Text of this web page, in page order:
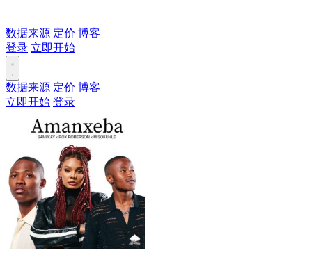
数据来源 定价 博客
登录 立即开始
数据来源 定价 博客
立即开始 登录